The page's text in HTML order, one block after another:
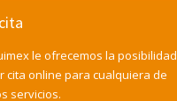
le ofrecemos la posibilidad
cita online para cualquiera de
servicios.